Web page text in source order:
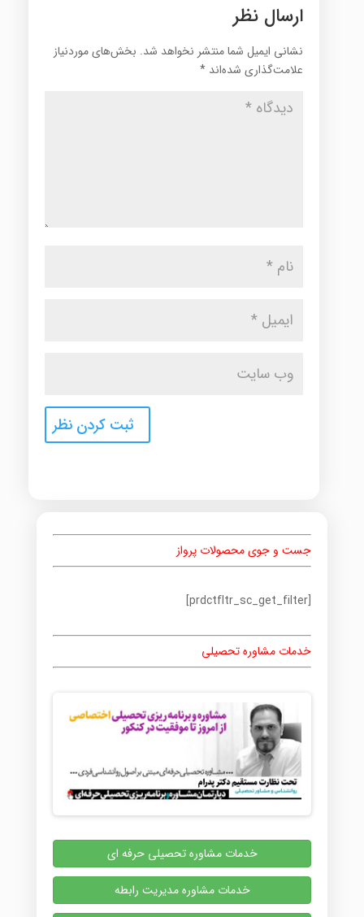
ارسال نظر
نشانی ایمیل شما منتشر نخواهد شد. بخش‌های موردنیاز
علامت‌گذاری شده‌اند *
جست و جوی محصولات پرواز
[prdctfltr_sc_get_filter]
خدمات مشاوره تحصیلی
خدمات مشاوره تحصیلی حرفه ای
خدمات مشاوره مدیریت رابطه